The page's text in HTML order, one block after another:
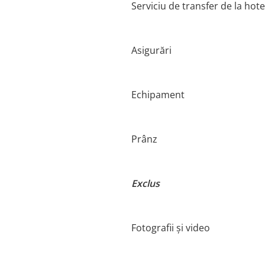
Serviciu de transfer de la
Asigurări
Echipament
Prânz
Exclus
Fotografii și video